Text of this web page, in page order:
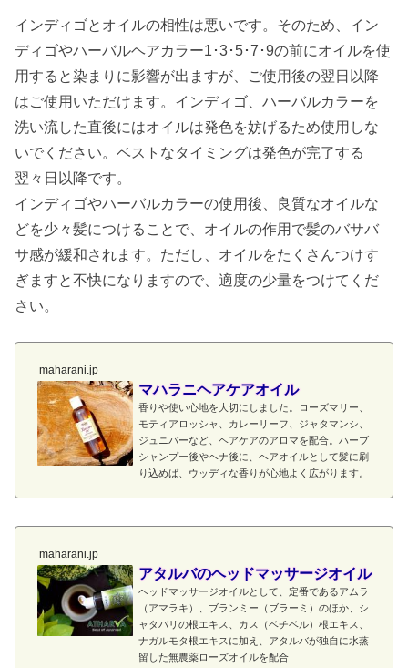
インディゴとオイルの相性は悪いです。そのため、イン
ディゴやハーバルヘアカラー1･3･5･7･9の前にオイルを使
用すると染まりに影響が出ますが、ご使用後の翌日以降
はご使用いただけます。インディゴ、ハーバルカラーを
洗い流した直後にはオイルは発色を妨げるため使用しな
いでください。ベストなタイミングは発色が完了する
翌々日以降です。
インディゴやハーバルカラーの使用後、良質なオイルな
どを少々髪につけることで、オイルの作用で髪のバサバ
サ感が緩和されます。ただし、オイルをたくさんつけす
ぎますと不快になりますので、適度の少量をつけてくだ
さい。
maharani.jp
マハラニヘアケアオイル
香りや使い心地を大切にしました。ローズマリー、
モティアロッシャ、カレーリーフ、ジャタマンシ、
ジュニパーなど、ヘアケアのアロマを配合。ハーブ
シャンプー後やヘナ後に、ヘアオイルとして髪に刷
り込めば、ウッディな香りが心地よく広がります。
maharani.jp
アタルバのヘッドマッサージオイル
ヘッドマッサージオイルとして、定番であるアムラ
（アマラキ）、ブランミー（ブラーミ）のほか、シ
ャタバリの根エキス、カス（ベチベル）根エキス、
ナガルモタ根エキスに加え、アタルバが独自に水蒸
留した無農薬ローズオイルを配合